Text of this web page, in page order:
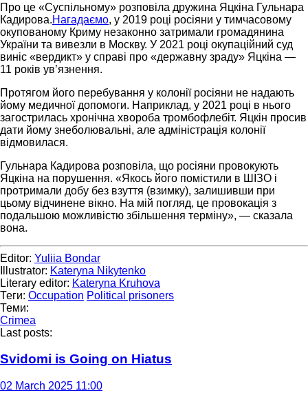
Про це «Суспільному» розповіла дружина Яцкіна Гульнара
Кадирова.Нагадаємо, у 2019 році росіяни у тимчасовому
окупованому Криму незаконно затримали громадянина
України та вивезли в Москву. У 2021 році окупаційний суд
виніс «вердикт» у справі про «державну зраду» Яцкіна —
11 років ув’язнення.
Протягом його перебування у колонії росіяни не надають
йому медичної допомоги. Наприклад, у 2021 році в нього
загострилась хронічна хвороба тромбофлебіт. Яцкін просив
дати йому знеболювальні, але адміністрація колонії
відмовилася.
Гульнара Кадирова розповіла, що росіяни провокують
Яцкіна на порушення. «Якось його помістили в ШІЗО і
протримали добу без взуття (взимку), залишивши при
цьому відчинене вікно. На мій погляд, це провокація з
подальшою можливістю збільшення терміну», — сказала
вона.
Editor: Yuliia Bondar
Illustrator: Kateryna Nikytenko
Literary editor: Kateryna Kruhova
Теги: Occupation Political prisoners
Теми:
Crimea
Last posts:
Svidomi is Going on Hiatus
02 March 2025 11:00